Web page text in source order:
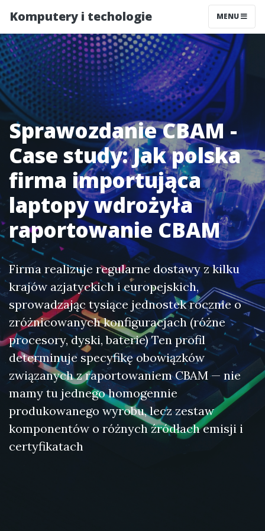
Komputery i techologie MENU
Sprawozdanie CBAM -
Case study: Jak polska
firma importująca
laptopy wdrożyła
raportowanie CBAM
Firma realizuje regularne dostawy z kilku
krajów azjatyckich i europejskich,
sprowadzając tysiące jednostek rocznie o
zróżnicowanych konfiguracjach (różne
procesory, dyski, baterie) Ten profil
determinuje specyfikę obowiązków
związanych z raportowaniem CBAM — nie
mamy tu jednego homogennie
produkowanego wyrobu, lecz zestaw
komponentów o różnych źródłach emisji i
certyfikatach